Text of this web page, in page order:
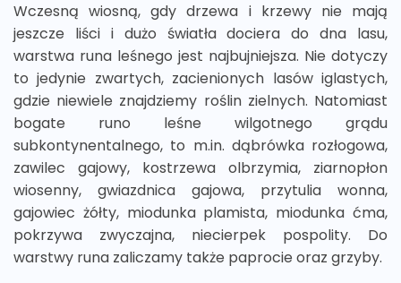
Wczesną wiosną, gdy drzewa i krzewy nie mają
jeszcze liści i dużo światła dociera do dna lasu,
warstwa runa leśnego jest najbujniejsza. Nie dotyczy
to jedynie zwartych, zacienionych lasów iglastych,
gdzie niewiele znajdziemy roślin zielnych. Natomiast
bogate runo leśne wilgotnego grądu
subkontynentalnego, to m.in. dąbrówka rozłogowa,
zawilec gajowy, kostrzewa olbrzymia, ziarnopłon
wiosenny, gwiazdnica gajowa, przytulia wonna,
gajowiec żółty, miodunka plamista, miodunka ćma,
pokrzywa zwyczajna, niecierpek pospolity. Do
warstwy runa zaliczamy także paprocie oraz grzyby.